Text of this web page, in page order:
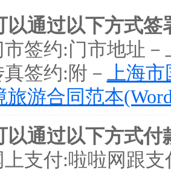
以通过以下方式签
市签约:门市地址
签约:附－ 上海市
旅游合同范本
以通过以下方式付
上支付:啦啦网跟